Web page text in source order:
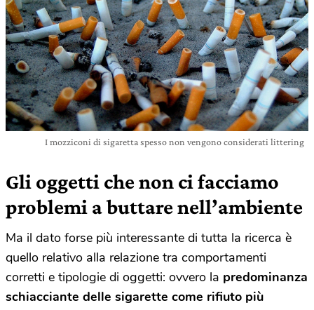
I mozziconi di sigaretta spesso non vengono considerati littering
Gli oggetti che non ci facciamo
problemi a buttare nell’ambiente
Ma il dato forse più interessante di tutta la ricerca è
quello relativo alla relazione tra comportamenti
corretti e tipologie di oggetti: ovvero la predominanza
schiacciante delle sigarette come rifiuto più